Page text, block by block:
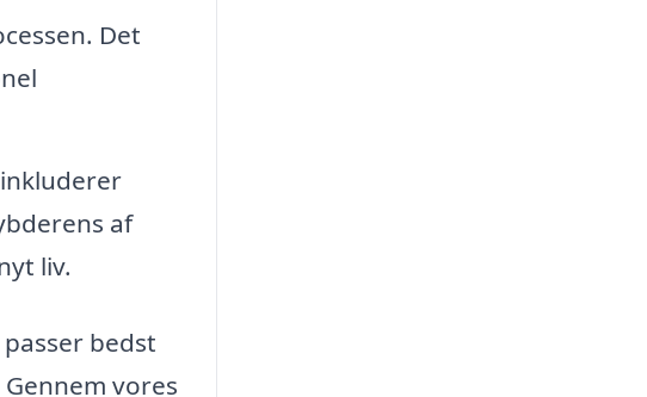
Det
af
liv.
bedst
vores